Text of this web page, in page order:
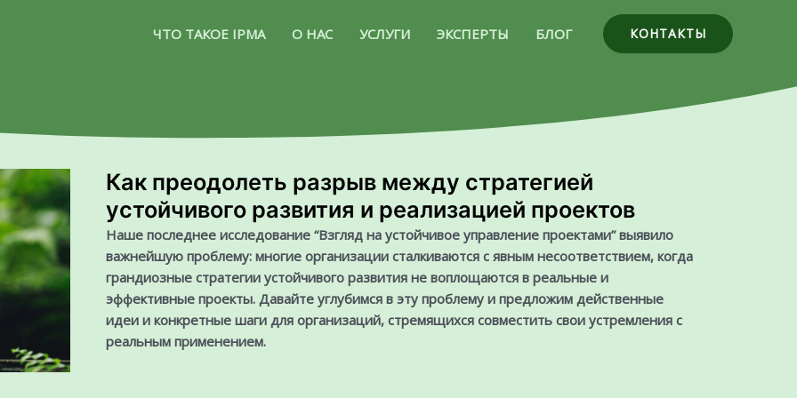
ЧТО ТАКОЕ IPMA О НАС УСЛУГИ ЭКСПЕРТЫ БЛОГ КОНТАКТЫ
Как преодолеть разрыв между стратегией
устойчивого развития и реализацией проектов
Наше последнее исследование “Взгляд на устойчивое управление проектами” выявило
важнейшую проблему: многие организации сталкиваются с явным несоответствием, когда
грандиозные стратегии устойчивого развития не воплощаются в реальные и
эффективные проекты. Давайте углубимся в эту проблему и предложим действенные
идеи и конкретные шаги для организаций, стремящихся совместить свои устремления с
реальным применением.